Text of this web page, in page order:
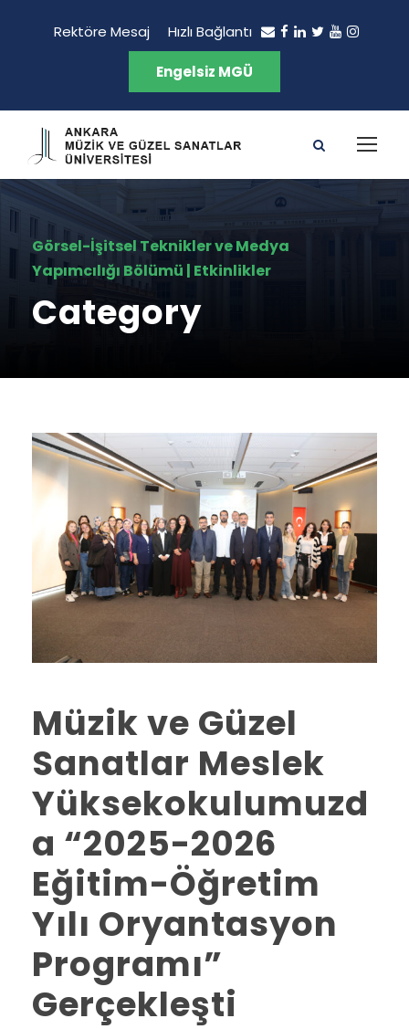
Rektöre Mesaj Hızlı Bağlantı
Engelsiz MGÜ
Görsel-İşitsel Teknikler ve Medya
Yapımcılığı Bölümü | Etkinlikler
Category
Müzik ve Güzel
Sanatlar Meslek
Yüksekokulumuzd
a “2025-2026
Eğitim-Öğretim
Yılı Oryantasyon
Programı”
Gerçekleşti